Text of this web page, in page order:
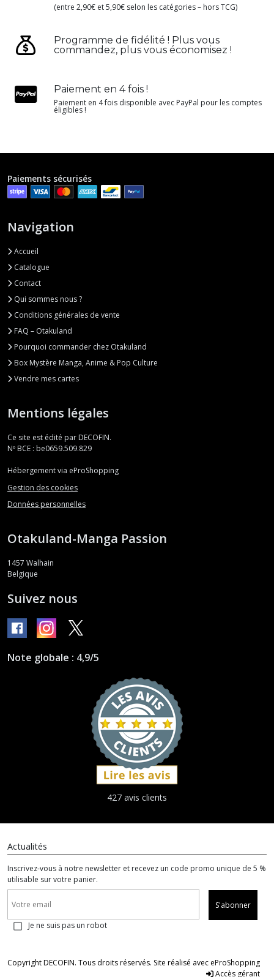
(entre 2,90€ et 5,90€ selon les catégories – hors TCG)
Programme de fidélité ! Plus vous
commandez, plus vous économisez !
Paiement en 4 fois !
Paiement en 4 fois disponible avec PayPal pour les comptes
éligibles !
Paiements sécurisés
Navigation
Accueil
Catalogue
Contact
Qui sommes nous ?
Conditions générales de vente
FAQ – Otakuland
Pourquoi commander chez Otakuland
Box Mystère Manga, Anime & Pop Culture
Vendre mes cartes
Mentions légales
Ce site est édité par DECOFIN.
Nº BCE : be0659.509.829
Hébergement via eProShopping
Gestion des cookies
Données personnelles
Otakuland-Manga Passion
1457 Walhain
Belgique
Suivez nous
Note globale : 4,9/5
427 avis clients
Actualités
Inscrivez-vous à notre newsletter et recevez un code promo unique de 5 %
utilisable sur votre panier.
S'abonner
Je ne suis pas un robot
Copyright DECOFIN. Tous droits réservés. Site réalisé avec eProShopping
Accès gérant